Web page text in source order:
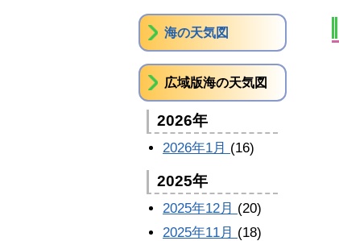
海の天気図
広域版海の天気図
2026年
2026年1月 (16)
2025年
2025年12月 (20)
2025年11月 (18)